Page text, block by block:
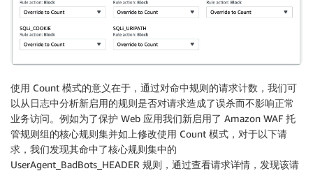
使用 Count 模式的意义在于，通过对命中规则的请求计数，我们可
以从日志中分析新启用的规则是否对请求造成了误杀而不影响正常
业务访问。例如为了保护 Web 应用我们新启用了 Amazon WAF 托
管规则组的核心规则集并如上修改使用 Count 模式，对于以下请
求，我们发现其命中了核心规则集中的
UserAgent_BadBots_HEADER 规则，通过查看请求详情，发现该请